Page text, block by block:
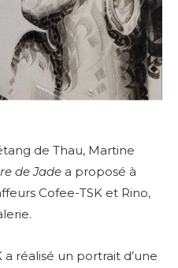
de Thau, Martine
de Jade a proposé à
Cofee-TSK et Rino,
a réalisé un portrait d’une